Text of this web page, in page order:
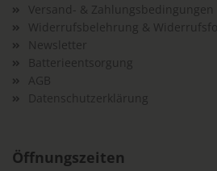
Versand- & Zahlungsbedingungen
Widerrufsbelehrung &
Newsletter
Batterieentsorgung
AGB
Datenschutzerklärung
Öffnungszeiten